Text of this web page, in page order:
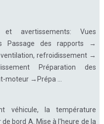
et avertissements: Vues
Passage des rapports →
refroidissement →
Préparation des
moteur →Prépa ...
véhicule, la température
bord A. Mise à l'heure de la